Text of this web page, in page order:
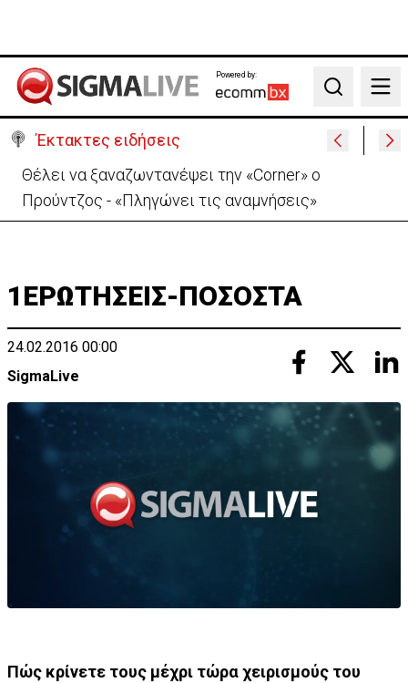
Powered by:
Search
Έκτακτες ειδήσεις
Θέλει να ξαναζωντανέψει την «Corner» o
Προύντζος - «Πληγώνει τις αναμνήσεις»
1ΕΡΩΤΗΣΕΙΣ-ΠΟΣΟΣΤΑ
24.02.2016 00:00
SigmaLive
Πώς κρίνετε τους μέχρι τώρα χειρισμούς του